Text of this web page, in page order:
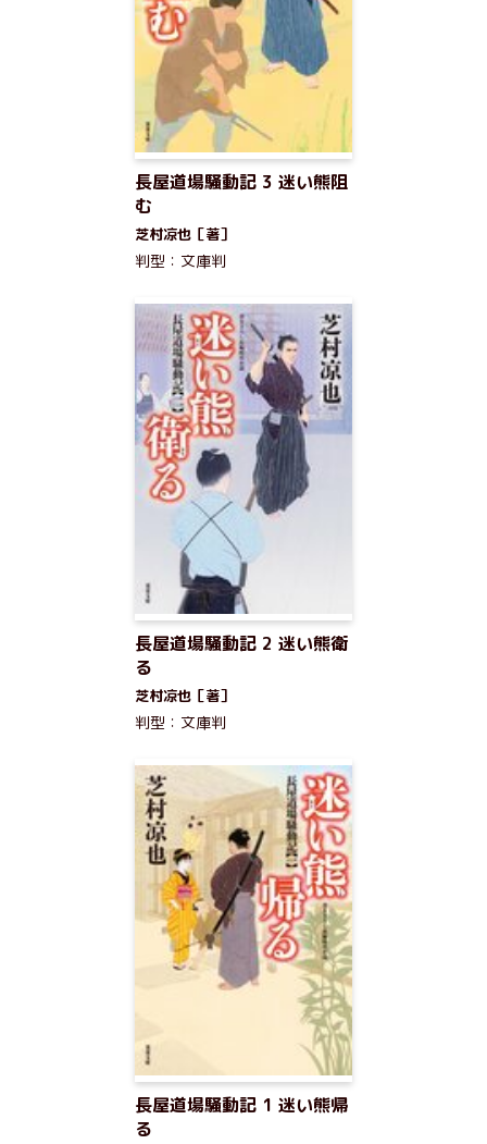
長屋道場騒動記 3 迷い熊阻
む
芝村凉也［著］
判型：文庫判
長屋道場騒動記 2 迷い熊衛
る
芝村凉也［著］
判型：文庫判
長屋道場騒動記 1 迷い熊帰
る